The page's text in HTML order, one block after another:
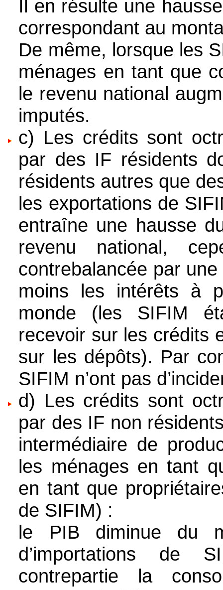
Il en résulte une
correspondant au
De même, lorsque les
ménages en tant que
le revenu national
imputés.
c) Les crédits sont
par des IF résidents
résidents autres que
les exportations de
entraîne une hausse
revenu national,
contrebalancée par
moins les intérêts à
monde (les SIFIM
recevoir sur les crédits
sur les dépôts). Par
SIFIM n’ont pas
d) Les crédits sont
par des IF non
intermédiaire de
les ménages en tant
en tant que
de SIFIM) :
le PIB diminue du
d’importations de
contrepartie la